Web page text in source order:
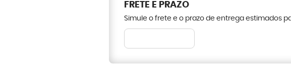
FRETE E PRAZO
Simule o frete e o prazo de entrega estimados